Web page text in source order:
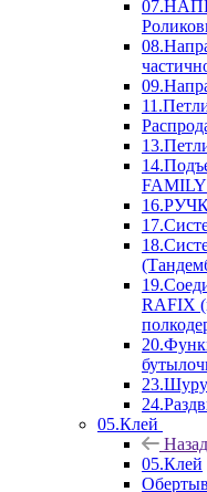
FAMILY
RAFIX
05.Клей
Назад
05.Клей